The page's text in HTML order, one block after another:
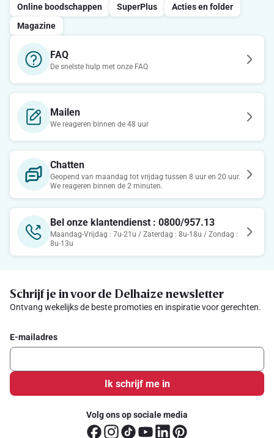
Online boodschappen SuperPlus
Acties en folder
Magazine
FAQ
De snelste hulp met onze FAQ
Mailen
We reageren binnen de 48 uur
Chatten
Geopend van maandag tot vrijdag tussen 8 uur en 20 uur.
We reageren binnen de 2 minuten.
Bel onze klantendienst : 0800/957.13
Maandag-Vrijdag : 7u-21u / Zaterdag : 8u-18u / Zondag :
8u-13u
Schrijf je in voor de Delhaize newsletter
Ontvang wekelijks de beste promoties en inspiratie voor gerechten.
E-mailadres
Ik schrijf me in
Volg ons op sociale media